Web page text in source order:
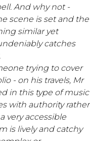
And why not -
scene is set and the
similar yet
catches
trying to cover
- on his travels, Mr
in this type of music
with authority rather
very accessible
is lively and catchy